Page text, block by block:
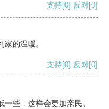
支持[0] 反对[0]
的温暖。
支持[0] 反对[0]
些，这样会更加亲民。